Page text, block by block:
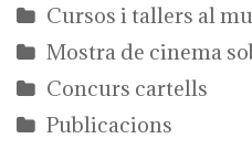
Cursos i tallers al
Mostra de cinema
Concurs cartells
Publicacions